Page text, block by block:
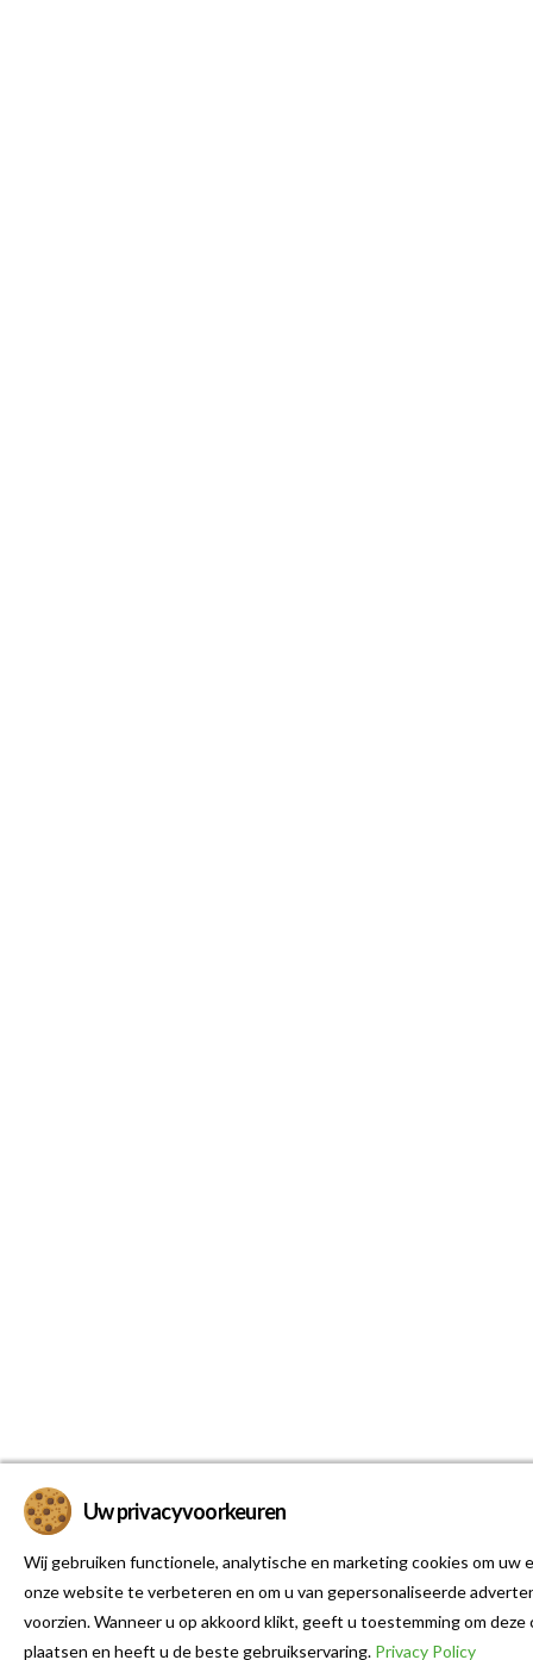
Uw privacyvoorkeuren
Wij gebruiken functionele, analytische en marketing cookies om uw
onze website te verbeteren en om u van gepersonaliseerde
voorzien. Wanneer u op akkoord klikt, geeft u toestemming om deze
plaatsen en heeft u de beste gebruikservaring. Privacy Policy